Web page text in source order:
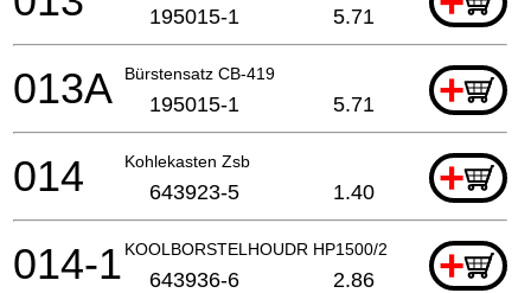
195015-1 5.71
Bürstensatz CB-419 +
013A 195015-1 5.71
Kohlekasten Zsb +
014 643923-5 1.40
KOOLBORSTELHOUDR HP1500/2040 A +
014-1 643936-6 2.86